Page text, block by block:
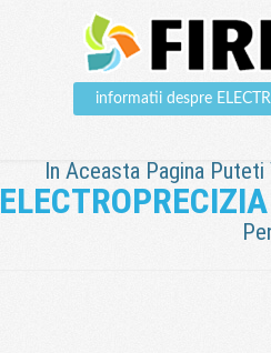
informatii despre
In Aceasta Pagina